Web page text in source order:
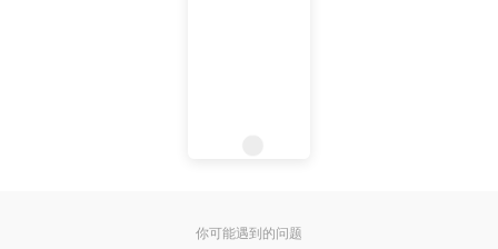
你可能遇到的问题